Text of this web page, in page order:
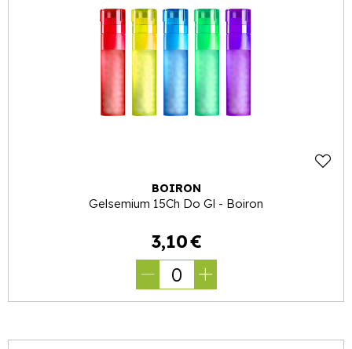
BOIRON
Gelsemium 15Ch Do Gl - Boiron
3,10€
0